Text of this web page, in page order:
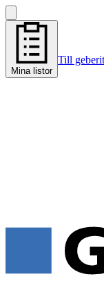
Mina listor
Till